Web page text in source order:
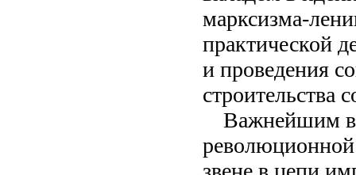
марксизма-
практической
и проведения
строительства
Важнейшим